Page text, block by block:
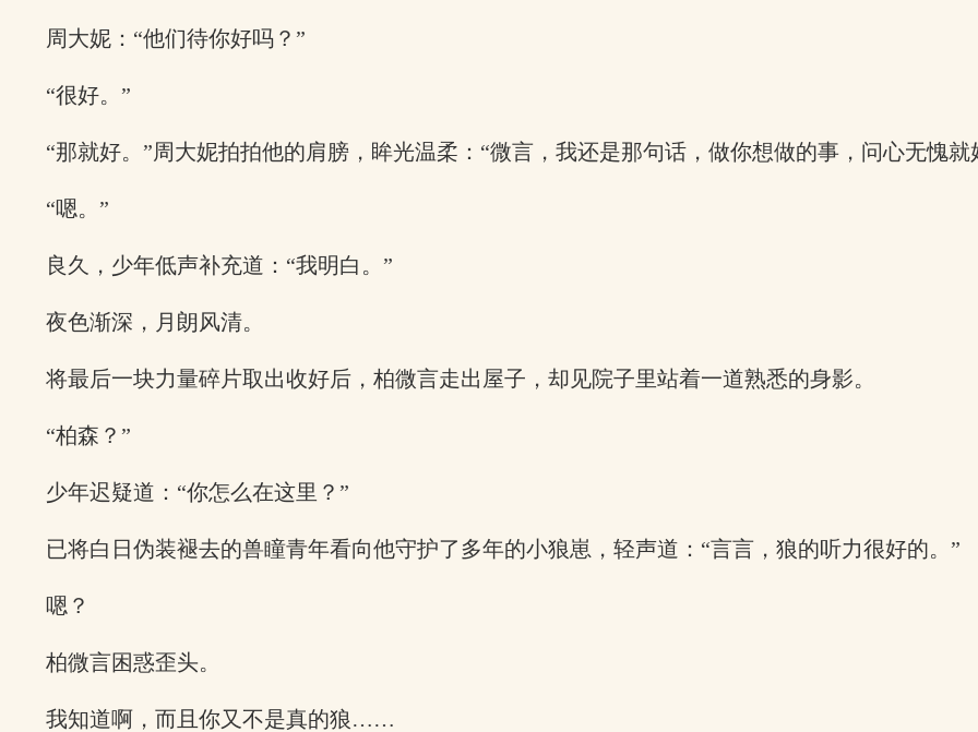
周大妮：“他们待你好吗？”
“很好。”
“那就好。”周大妮拍拍他的肩膀，眸光温柔：“微言，我还是那句话，做你想做的事，问心无愧就
“嗯。”
良久，少年低声补充道：“我明白。”
夜色渐深，月朗风清。
将最后一块力量碎片取出收好后，柏微言走出屋子，却见院子里站着一道熟悉的身影。
“柏森？”
少年迟疑道：“你怎么在这里？”
已将白日伪装褪去的兽瞳青年看向他守护了多年的小狼崽，轻声道：“言言，狼的听力很好的。”
嗯？
柏微言困惑歪头。
我知道啊，而且你又不是真的狼……